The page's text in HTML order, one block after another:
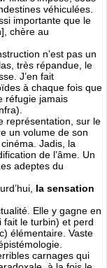
véhiculées.
importante que le
chère au
n’est pas un
très répandue, le
J’en fait
à chaque fois que
réfugie jamais
représentation, sur le
un volume de son
Jadis, la
de l’âme. Un
adeptes du
la sensation
Elle y gagne en
fait le turbin) et perd
élémentaire. Vaste
carnages qui